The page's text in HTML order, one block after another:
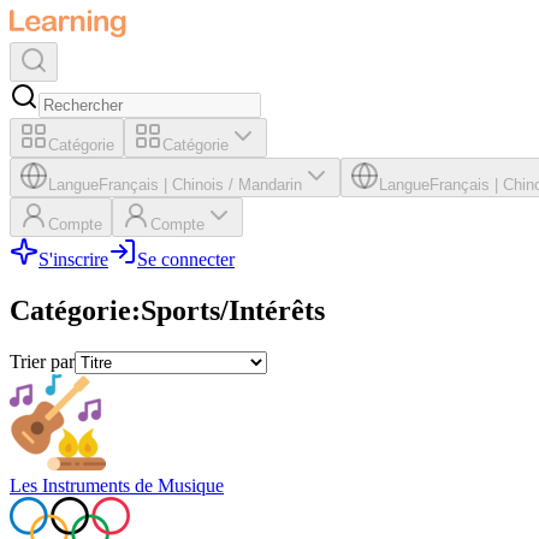
Catégorie Catégorie
LangueFrançais Chinois / Mandarin LangueFrançais
Compte Compte
S'inscrire Se connecter
Catégorie:Sports/Intérêts
Trier par
Les Instruments de Musique